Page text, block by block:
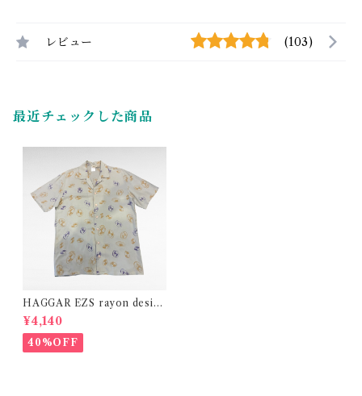
レビュー (103)
最近チェックした商品
HAGGAR EZS rayon desig
n open collar shirt shirt
¥4,140
40%OFF